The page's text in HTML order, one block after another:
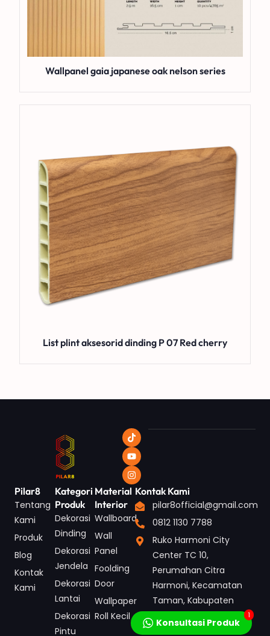
Wallpanel gaia japanese oak nelson series
List plint aksesorid dinding P 07 Red cherry
Pilar8
Tentang
Kami
Produk
Blog
Kontak
Kami
Kategori
Produk
Dekorasi
Dinding
Dekorasi
Jendela
Dekorasi
Lantai
Dekorasi
Pintu
Material
Interior
Wallboard
Wall
Panel
Foolding
Door
Wallpaper
Roll Kecil
Kontak Kami
pilar8official@gmail.com
0812 1130 7788
Ruko Harmoni City
Center TC 10,
Perumahan Citra
Harmoni, Kecamatan
Taman, Kabupaten
Konsultasi Produk
1